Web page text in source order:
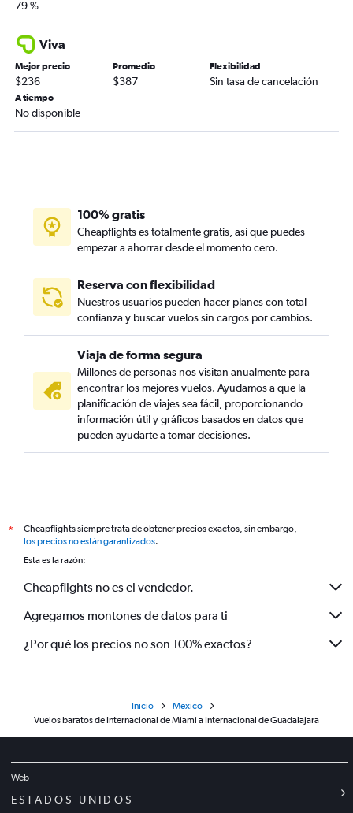
79 %
Viva
Mejor precio
$236
Promedio
$387
Flexibilidad
Sin tasa de cancelación
A tiempo
No disponible
100% gratis
Cheapflights es totalmente gratis, así que puedes
empezar a ahorrar desde el momento cero.
Reserva con flexibilidad
Nuestros usuarios pueden hacer planes con total
confianza y buscar vuelos sin cargos por cambios.
Viaja de forma segura
Millones de personas nos visitan anualmente para
encontrar los mejores vuelos. Ayudamos a que la
planificación de viajes sea fácil, proporcionando
información útil y gráficos basados en datos que
pueden ayudarte a tomar decisiones.
*
Cheapflights siempre trata de obtener precios exactos, sin embargo,
los precios no están garantizados.
Esta es la razón:
Cheapflights no es el vendedor.
Agregamos montones de datos para ti
¿Por qué los precios no son 100% exactos?
Inicio
México
Vuelos baratos de Internacional de Miami a Internacional de Guadalajara
Web
ESTADOS UNIDOS